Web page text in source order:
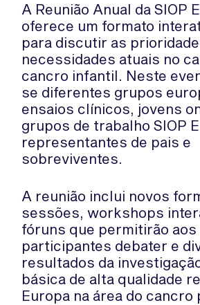
A Reunião Anual da SIOP
oferece um formato
para discutir as
necessidades atuais no
cancro infantil. Neste
se diferentes grupos
ensaios clínicos, jovens
grupos de trabalho SIOP
representantes de pais e
sobreviventes.
A reunião inclui novos
sessões, workshops
fóruns que permitirão aos
participantes debater e
resultados da
básica de alta qualidade
Europa na área do cancro